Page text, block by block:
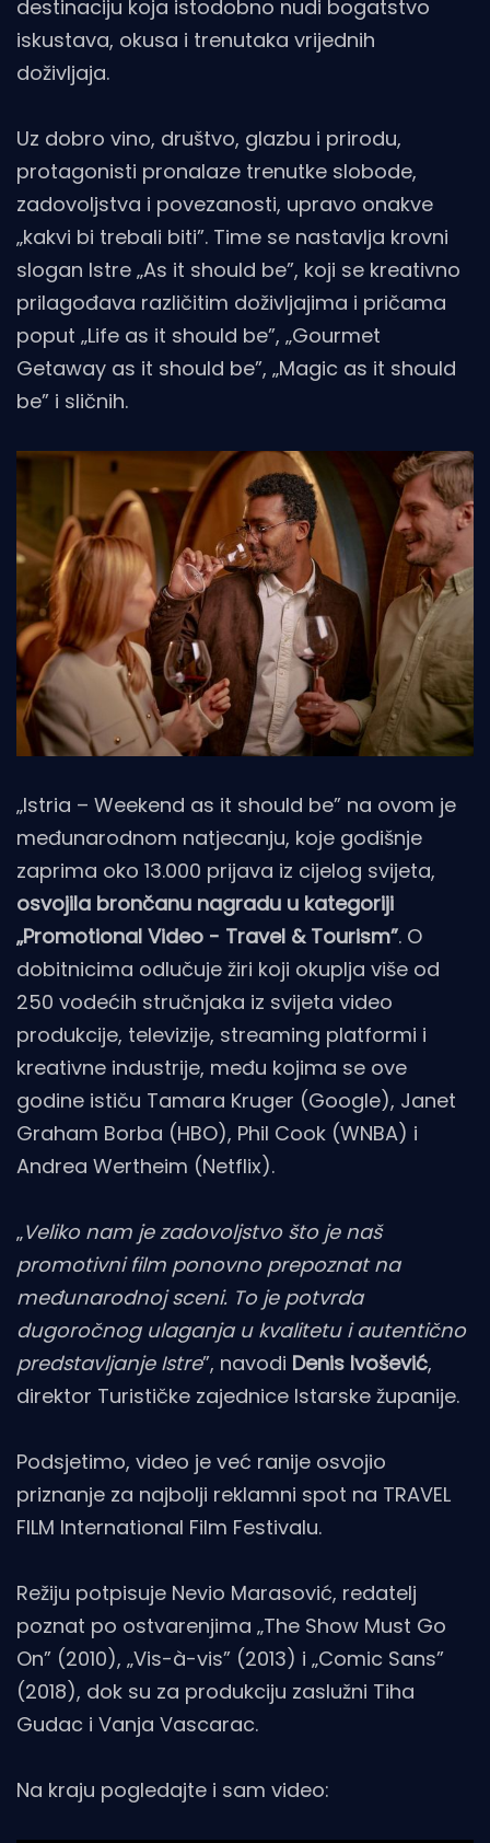
destinaciju koja istodobno nudi bogatstvo
iskustava, okusa i trenutaka vrijednih
doživljaja.
Uz dobro vino, društvo, glazbu i prirodu,
protagonisti pronalaze trenutke slobode,
zadovoljstva i povezanosti, upravo onakve
„kakvi bi trebali biti”. Time se nastavlja krovni
slogan Istre „As it should be”, koji se kreativno
prilagođava različitim doživljajima i pričama
poput „Life as it should be”, „Gourmet
Getaway as it should be”, „Magic as it should
be” i sličnih.
„Istria – Weekend as it should be” na ovom je
međunarodnom natjecanju, koje godišnje
zaprima oko 13.000 prijava iz cijelog svijeta,
osvojila brončanu nagradu u kategoriji
„Promotional Video - Travel & Tourism”. O
dobitnicima odlučuje žiri koji okuplja više od
250 vodećih stručnjaka iz svijeta video
produkcije, televizije, streaming platformi i
kreativne industrije, među kojima se ove
godine ističu Tamara Kruger (Google), Janet
Graham Borba (HBO), Phil Cook (WNBA) i
Andrea Wertheim (Netflix).
„Veliko nam je zadovoljstvo što je naš
promotivni film ponovno prepoznat na
međunarodnoj sceni. To je potvrda
dugoročnog ulaganja u kvalitetu i autentično
predstavljanje Istre”, navodi Denis Ivošević,
direktor Turističke zajednice Istarske županije.
Podsjetimo, video je već ranije osvojio
priznanje za najbolji reklamni spot na TRAVEL
FILM International Film Festivalu.
Režiju potpisuje Nevio Marasović, redatelj
poznat po ostvarenjima „The Show Must Go
On” (2010), „Vis-à-vis” (2013) i „Comic Sans”
(2018), dok su za produkciju zaslužni Tiha
Gudac i Vanja Vascarac.
Na kraju pogledajte i sam video: